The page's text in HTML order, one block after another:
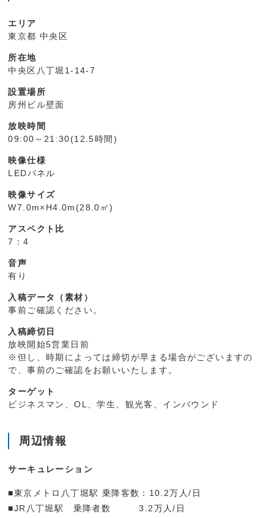
エリア
東京都 中央区
所在地
中央区八丁堀1-14-7
設置場所
房州ビル壁面
放映時間
09:00～21:30(12.5時間)
映像仕様
LEDパネル
映像サイズ
W7.0m×H4.0m(28.0㎡)
アスペクト比
7：4
音声
有り
入稿データ（素材）
事前ご確認ください。
入稿締切日
放映開始5営業日前
※但し、時期によっては締切が早まる場合がございますの
で、事前のご確認をお願いいたします。
ターゲット
ビジネスマン、OL、学生、観光客、インバウンド
周辺情報
サーキュレーション
■東京メトロ八丁堀駅 乗降客数：10.2万人/日
■JR八丁堀駅 乗降者数 3.2万人/日